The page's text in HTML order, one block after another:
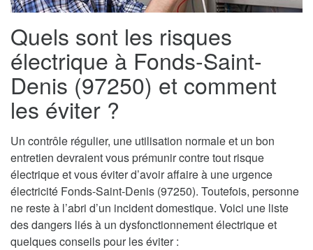
Quels sont les risques
électrique à Fonds-Saint-
Denis (97250) et comment
les éviter ?
Un contrôle régulier, une utilisation normale et un bon
entretien devraient vous prémunir contre tout risque
électrique et vous éviter d’avoir affaire à une urgence
électricité Fonds-Saint-Denis (97250). Toutefois, personne
ne reste à l’abri d’un incident domestique. Voici une liste
des dangers liés à un dysfonctionnement électrique et
quelques conseils pour les éviter :